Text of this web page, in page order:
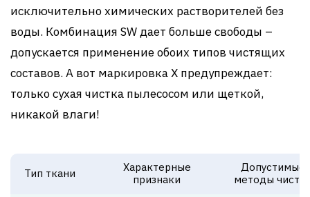
исключительно химических растворителей без
воды. Комбинация SW дает больше свободы –
допускается применение обоих типов чистящих
составов. А вот маркировка X предупреждает:
только сухая чистка пылесосом или щеткой,
никакой влаги!
Тип ткани
Характерные
признаки
Допустимые
методы